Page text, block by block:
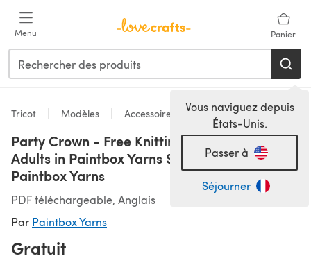
Menu Panier
Vous naviguez depuis
États-Unis.
Passer à
Séjourner
Tricot Modèles Accessoires
Party Crown - Free Knitting Pattern for Kids &
Adults in Paintbox Yarns Simply Aran by
Paintbox Yarns
PDF téléchargeable, Anglais
Par Paintbox Yarns
Gratuit